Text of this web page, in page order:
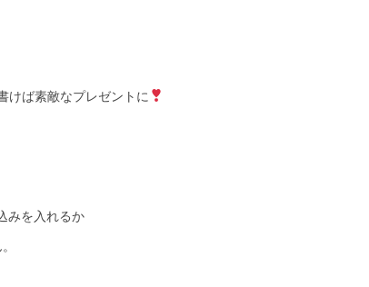
けば素敵なプレゼントに
みを入れるか